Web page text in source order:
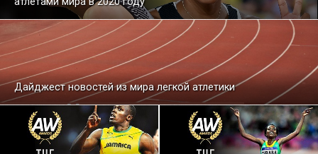
Дайджест новостей из мира легкой атлетики